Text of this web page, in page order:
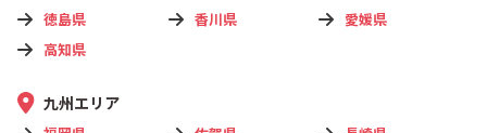
徳島県 香川県
愛媛県
高知県
九州エリア